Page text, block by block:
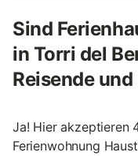
Sind
in Torri del
Reisende
Ja! Hier akzeptieren
Ferienwohnung